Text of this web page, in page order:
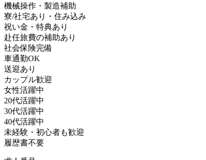
機械操作・製造補助
寮/社宅あり・住み込み
祝い金・特典あり
赴任旅費の補助あり
社会保険完備
車通勤OK
送迎あり
カップル歓迎
女性活躍中
20代活躍中
30代活躍中
40代活躍中
未経験・初心者も歓迎
履歴書不要